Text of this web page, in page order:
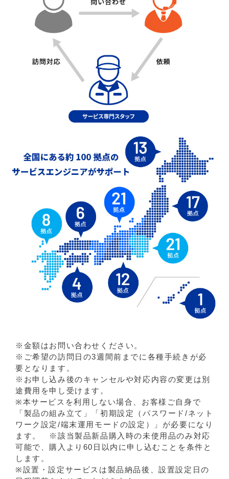
※金額はお問い合わせください。
※ご希望の訪問日の3週間前までに各種手続きが必
要となります。
※お申し込み後のキャンセルや対応内容の変更は別
途費用を申し受けます。
※本サービスを利用しない場合、お客様ご自身で
「製品の組み立て」「初期設定（パスワード/ネット
ワーク設定/端末運用モードの設定）」が必要になり
ます。 ※該当製品新品購入時の未使用品のみ対応
可能で、購入より60日以内に申し込むことを条件と
します。
※設置・設定サービスは製品納品後、設置設定日の